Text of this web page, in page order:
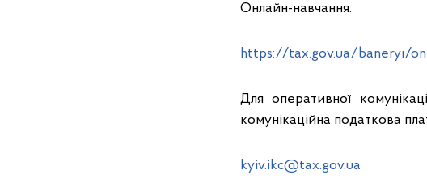
Онлайн-навчання:
https://tax.gov.ua/baneryi/
Для оперативної
комунікаційна податкова
kyiv.ikc@tax.gov.ua